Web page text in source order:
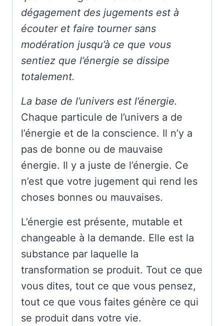
dégagement des jugements est à
écouter et faire tourner sans
modération jusqu’à ce que vous
sentiez que l’énergie se dissipe
totalement.
La base de l’univers est l’énergie.
Chaque particule de l’univers a de
l’énergie et de la conscience. Il n’y a
pas de bonne ou de mauvaise
énergie. Il y a juste de l’énergie. Ce
n’est que votre jugement qui rend les
choses bonnes ou mauvaises.
L’énergie est présente, mutable et
changeable à la demande. Elle est la
substance par laquelle la
transformation se produit. Tout ce que
vous dites, tout ce que vous pensez,
tout ce que vous faites génère ce qui
se produit dans votre vie.